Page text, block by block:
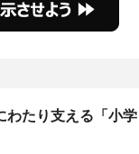
わたり支える「小学